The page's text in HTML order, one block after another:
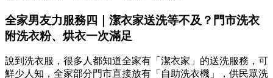
全家男友力服務四｜潔衣家送洗等不及？門市洗衣
附洗衣粉、烘衣一次滿足
說到洗衣服，很多人都知道全家有「潔衣家」的送洗服務，可
鮮少人知，全家部分門市直接放有「自助洗衣機」，供民眾洗